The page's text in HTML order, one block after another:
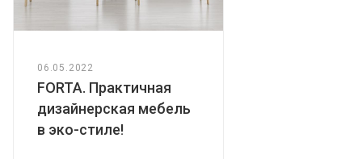
06.05.2022
FORTA. Практичная
дизайнерская мебель
в эко-стиле!